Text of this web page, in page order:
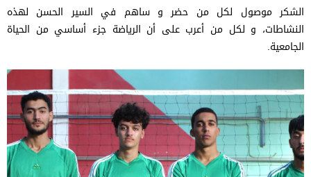
الشكر موصول لكل من حضر و ساهم في السير الحسن لهذه
النشاطات، و لكل من أعرب على أن الرياضة جزء أساسي من الحياة
الجامعية.